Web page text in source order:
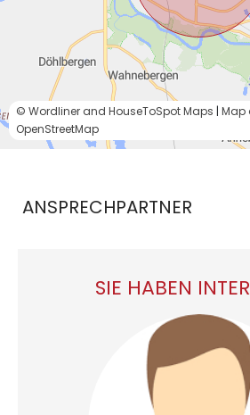
© Wordliner and HouseToSpot Maps | Map
OpenStreetMap
ANSPRECHPARTNER
SIE HABEN